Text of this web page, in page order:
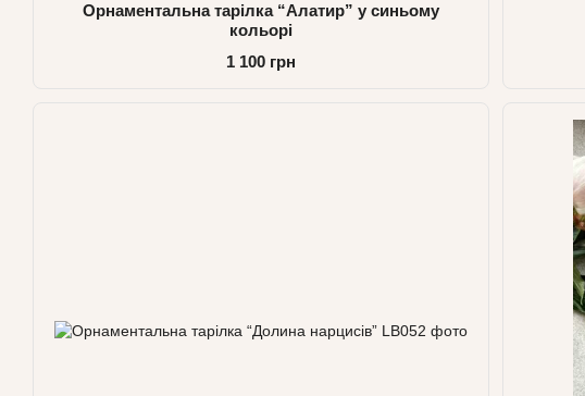
Орнаментальна тарілка “Алатир” у синьому
кольорі
1 100 грн